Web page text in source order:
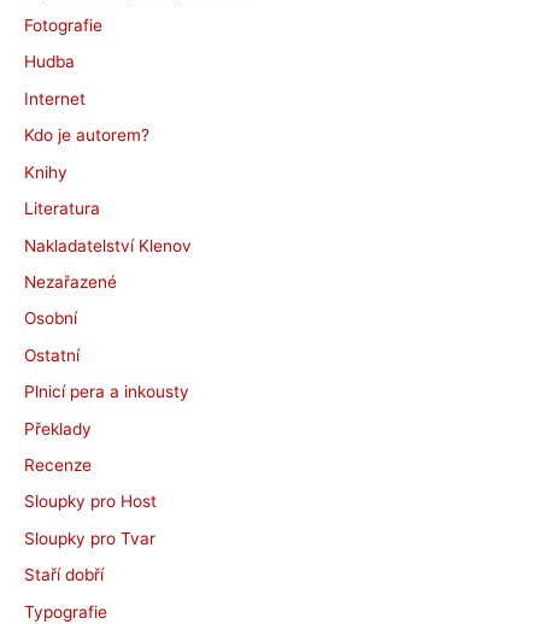
Fotografie
Hudba
Internet
Kdo je autorem?
Knihy
Literatura
Nakladatelství Klenov
Nezařazené
Osobní
Ostatní
Plnicí pera a inkousty
Překlady
Recenze
Sloupky pro Host
Sloupky pro Tvar
Staří dobří
Typografie